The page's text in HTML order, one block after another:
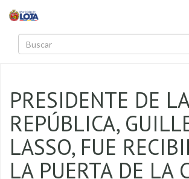
PRESIDENTE DE
REPÚBLICA,
LASSO, FUE
LA PUERTA DE LA